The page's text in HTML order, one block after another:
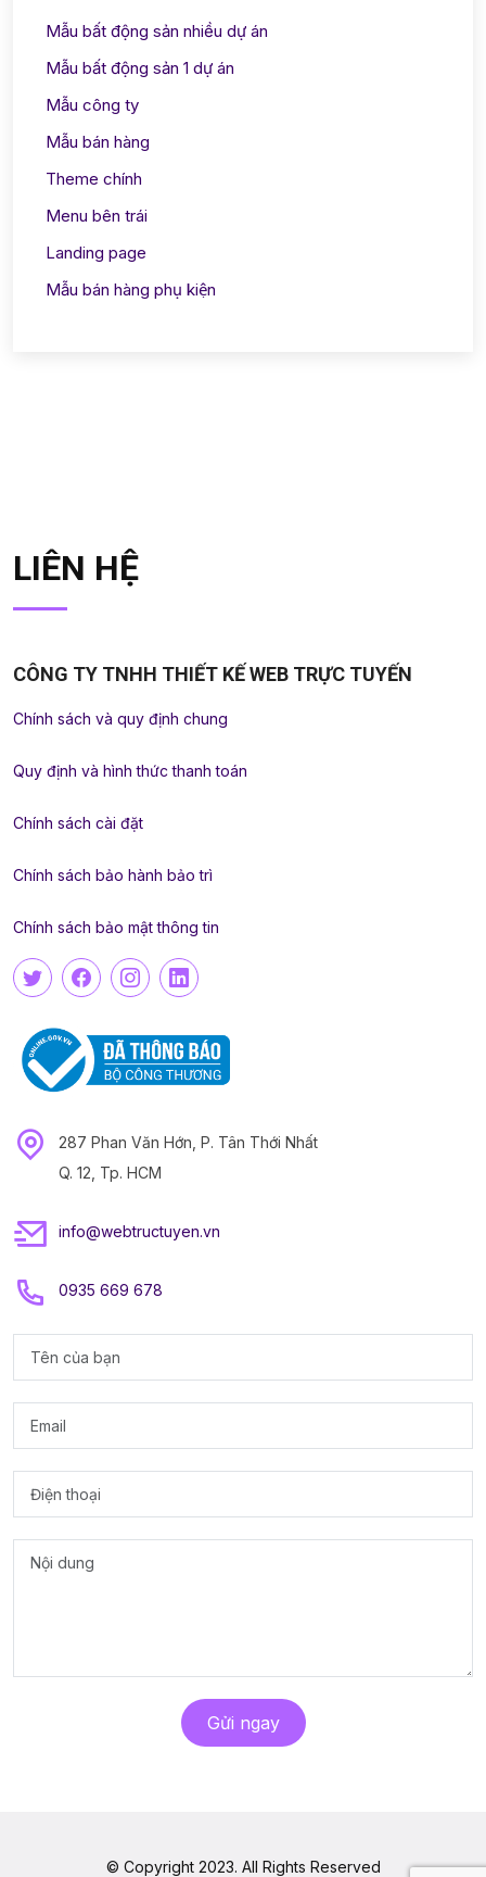
Mẫu bất động sản nhiều dự án
Mẫu bất động sản 1 dự án
Mẫu công ty
Mẫu bán hàng
Theme chính
Menu bên trái
Landing page
Mẫu bán hàng phụ kiện
LIÊN HỆ
CÔNG TY TNHH THIẾT KẾ WEB TRỰC TUYẾN
Chính sách và quy định chung
Quy định và hình thức thanh toán
Chính sách cài đặt
Chính sách bảo hành bảo trì
Chính sách bảo mật thông tin
287 Phan Văn Hớn, P. Tân Thới Nhất
Q. 12, Tp. HCM
info@webtructuyen.vn
0935 669 678
Gửi ngay
© Copyright 2023. All Rights Reserved